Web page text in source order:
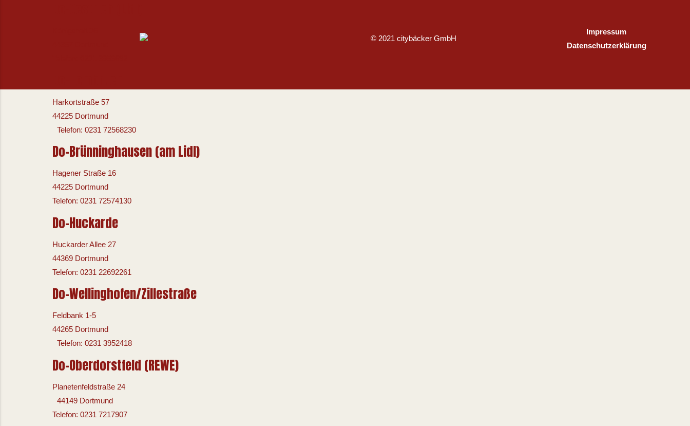
Harkortstraße 57
44225 Dortmund
Telefon: 0231 72568230
Do-Brünninghausen (am Lidl)
Hagener Straße 16
44225 Dortmund
Telefon: 0231 72574130
Do-Huckarde
Huckarder Allee 27
44369 Dortmund
Telefon: 0231 22692261
Do-Wellinghofen/Zillestraße
Feldbank 1-5
44265 Dortmund
Telefon: 0231 3952418
Do-Oberdorstfeld (REWE)
Planetenfeldstraße 24
44149 Dortmund
Telefon: 0231 7217907
© 2021 citybäcker GmbH
Impressum
Datenschutzerklärung